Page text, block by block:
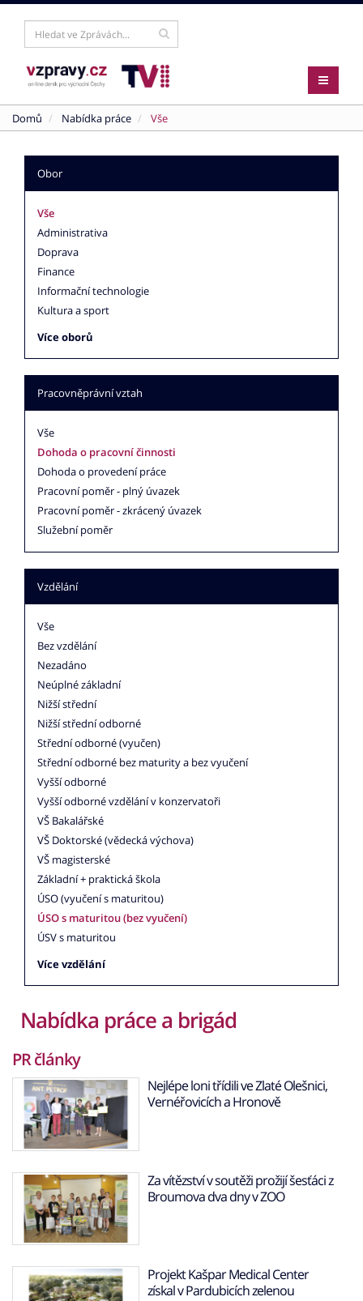
Domů Nabídka práce Vše
Obor
Vše
Administrativa
Doprava
Finance
Informační technologie
Kultura a sport
Více oborů
Pracovněprávní vztah
Vše
Dohoda o pracovní činnosti
Dohoda o provedení práce
Pracovní poměr - plný úvazek
Pracovní poměr - zkrácený úvazek
Služební poměr
Vzdělání
Vše
Bez vzdělání
Nezadáno
Neúplné základní
Nižší střední
Nižší střední odborné
Střední odborné (vyučen)
Střední odborné bez maturity a bez vyučení
Vyšší odborné
Vyšší odborné vzdělání v konzervatoři
VŠ Bakalářské
VŠ Doktorské (vědecká výchova)
VŠ magisterské
Základní + praktická škola
ÚSO (vyučení s maturitou)
ÚSO s maturitou (bez vyučení)
ÚSV s maturitou
Více vzdělání
Nabídka práce a brigád
PR články
Nejlépe loni třídili ve Zlaté Olešnici,
Vernéřovicích a Hronově
Za vítězství v soutěži prožijí šesťáci z
Broumova dva dny v ZOO
Projekt Kašpar Medical Center
získal v Pardubicích zelenou